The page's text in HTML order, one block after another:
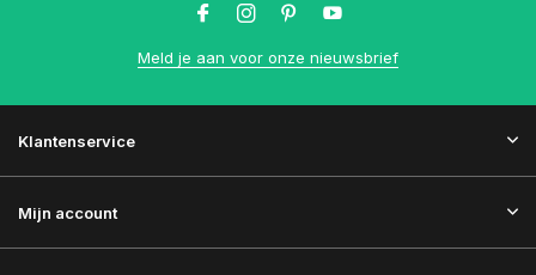
Meld je aan voor onze nieuwsbrief
Klantenservice
Mijn account